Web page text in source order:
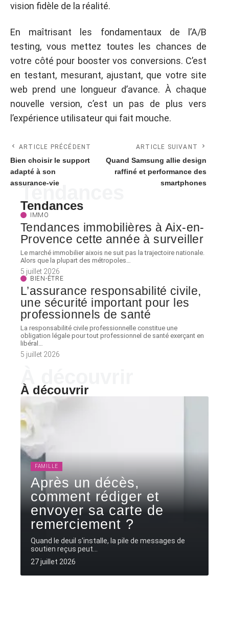
vision fidèle de la réalité.
En maîtrisant les fondamentaux de l’A/B
testing, vous mettez toutes les chances de
votre côté pour booster vos conversions. C’est
en testant, mesurant, ajustant, que votre site
web prend une longueur d’avance. À chaque
nouvelle version, c’est un pas de plus vers
l’expérience utilisateur qui fait mouche.
ARTICLE PRÉCÉDENT
Bien choisir le support
adapté à son
assurance-vie
ARTICLE SUIVANT
Quand Samsung allie design
raffiné et performance des
smartphones
Tendances
Tendances
IMMO
Tendances immobilières à Aix-en-
Provence cette année à surveiller
Le marché immobilier aixois ne suit pas la trajectoire nationale.
Alors que la plupart des métropoles
5 juillet 2026
BIEN-ÊTRE
L’assurance responsabilité civile,
une sécurité important pour les
professionnels de santé
La responsabilité civile professionnelle constitue une
obligation légale pour tout professionnel de santé exerçant en
libéral
5 juillet 2026
À découvrir
FAMILLE
Après un décès,
comment rédiger et
envoyer sa carte de
remerciement ?
Quand le deuil s'installe, la pile de messages de
soutien reçus peut
27 juillet 2026